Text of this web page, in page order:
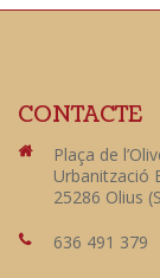
CONTACTE
Plaça de
Urbanització
25286 Olius
636 491 379